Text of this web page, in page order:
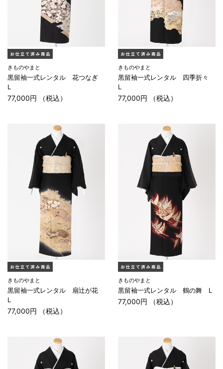
きものやまと
黒留袖一式レンタル 花つなぎ
L
77,000円 （税込）
きものやまと
黒留袖一式レンタル 四季折々
L
77,000円 （税込）
きものやまと
黒留袖一式レンタル 扇辻が花
L
77,000円 （税込）
きものやまと
黒留袖一式レンタル 鶴の舞 L
77,000円 （税込）